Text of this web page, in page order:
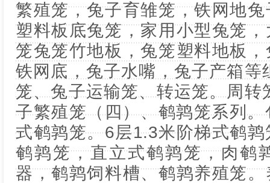
繁殖笼，兔子育雏笼，铁网地
塑料板底兔笼，家用小型兔笼
笼兔笼竹地板，兔笼塑料地板
铁网底，兔子水嘴，兔子产箱等
笼、兔子运输笼、转运笼。周转
子繁殖笼（四）、鹌鹑笼系列
式鹌鹑笼。6层1.3米阶梯式鹌
鹌鹑笼，直立式鹌鹑笼，肉鹌
器，鹌鹑饲料槽、鹌鹑养殖笼